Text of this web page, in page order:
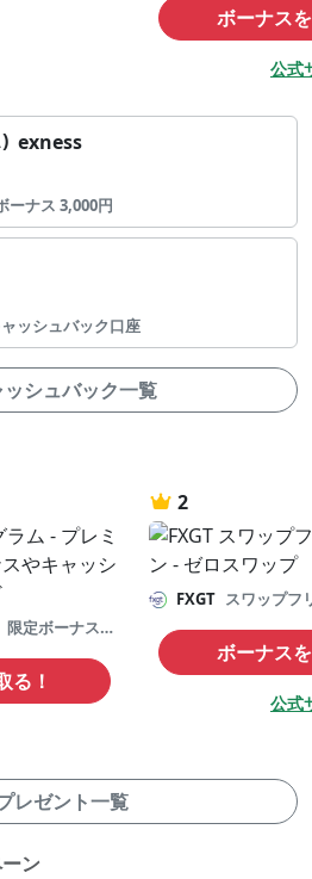
ボーナス
公式
exness
ーナス 3,000円
ッシュバック口座
ッシュバック一覧
限定ボーナスなど
る！
2
FXGT スワップフ
ボーナス
公式
レゼント一覧
ン